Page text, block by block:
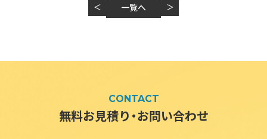
＜ 一覧へ ＞
CONTACT
無料お見積り・お問い合わせ